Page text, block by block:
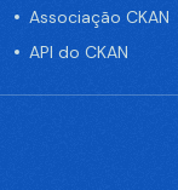
Associação CKAN
API do CKAN